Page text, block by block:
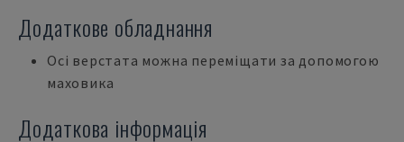
Додаткове обладнання
Осі верстата можна переміщати за допомогою
маховика
Додаткова інформація